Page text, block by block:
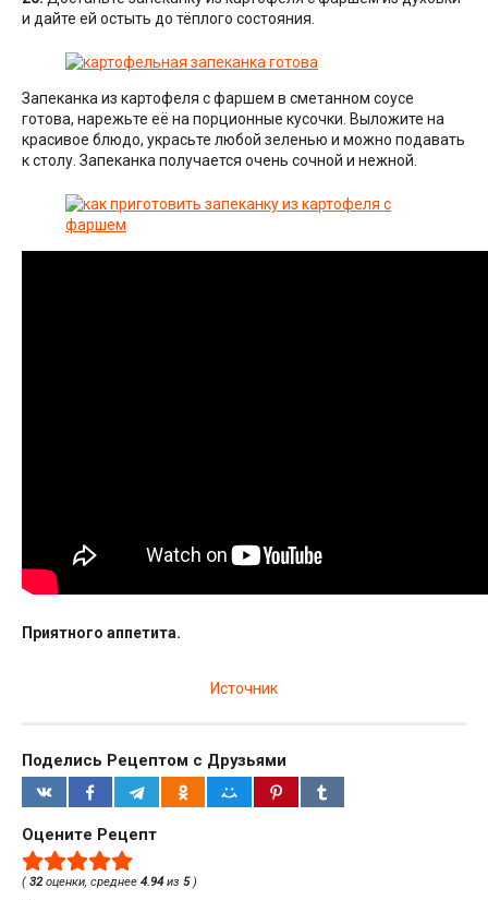
и дайте ей остыть до тёплого состояния.
Запеканка из картофеля с фаршем в сметанном соусе
готова, нарежьте её на порционные кусочки. Выложите на
красивое блюдо, украсьте любой зеленью и можно подавать
к столу. Запеканка получается очень сочной и нежной.
Приятного аппетита.
Источник
Поделись Рецептом с Друзьями
Оцените Рецепт
(32оценки, среднее 4.94 из 5)